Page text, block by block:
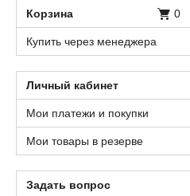
Корзина 0
Купить через менеджера
Личный кабинет
Мои платежи и покупки
Мои товары в резерве
Задать вопрос